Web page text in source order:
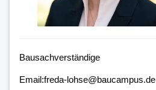
Bausachverständige
Email:freda-lohse@baucampus.de